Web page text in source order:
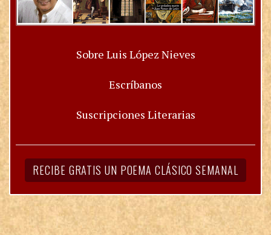
Sobre Luis López Nieves
Escríbanos
Suscripciones Literarias
RECIBE GRATIS UN POEMA CLÁSICO SEMANAL